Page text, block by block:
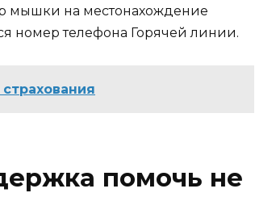
мышки на местонахождение
номер телефона Горячей линии.
помочь не